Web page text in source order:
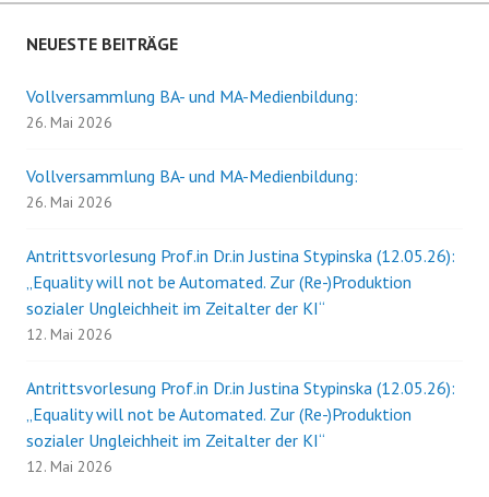
NEUESTE BEITRÄGE
Vollversammlung BA- und MA-Medienbildung:
26. Mai 2026
Vollversammlung BA- und MA-Medienbildung:
26. Mai 2026
Antrittsvorlesung Prof.in Dr.in Justina Stypinska (12.05.26):
„Equality will not be Automated. Zur (Re-)Produktion
sozialer Ungleichheit im Zeitalter der KI“
12. Mai 2026
Antrittsvorlesung Prof.in Dr.in Justina Stypinska (12.05.26):
„Equality will not be Automated. Zur (Re-)Produktion
sozialer Ungleichheit im Zeitalter der KI“
12. Mai 2026